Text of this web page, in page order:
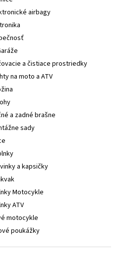
airbagy
a čistiace prostriedky
na moto a ATV
a zadné brašne
sady
a kapsičky
Motocykle
ATV
motocykle
poukážky